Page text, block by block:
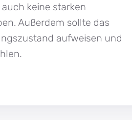
keine starken
Außerdem sollte das
aufweisen und